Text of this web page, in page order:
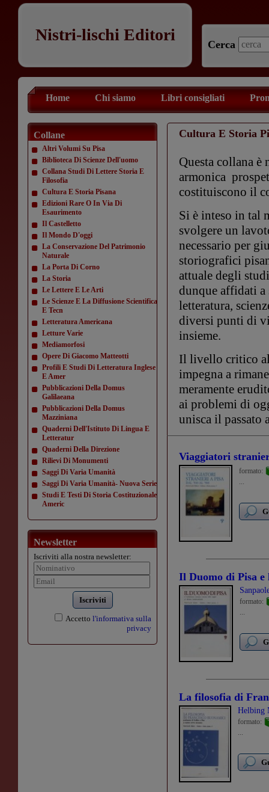
Nistri-lischi Editori
Cerca
Home Chi siamo Libri consigliati
Collane
Altri Volumi Su Pisa
Biblioteca Di Scienze Dell'uomo
Collana Studi Di Lettere Storia E
Filosofia
Cultura E Storia Pisana
Edizioni Rare O In Via Di
Esaurimento
Il Castelletto
Il Mondo D'oggi
La Conservazione Del Patrimonio
Naturale
La Porta Di Corno
La Storia
Le Lettere E Le Arti
Le Scienze E La Diffusione Scientifica
E Tecn
Letteratura Americana
Letture Varie
Mediamorfosi
Opere Di Giacomo Matteotti
Profili E Studi Di Letteratura Inglese
E Amer
Pubblicazioni Della Domus
Galilaeana
Pubblicazioni Della Domus
Mazziniana
Quaderni Dell'Istituto Di Lingua E
Letteratur
Quaderni Della Direzione
Rilievi Di Monumenti
Saggi Di Varia Umanità
Saggi Di Varia Umanità- Nuova Serie
Studi E Testi Di Storia Costituzionale
Americ
Newsletter
Iscriviti alla nostra newsletter:
Iscriviti
Accetto l'informativa sulla
privacy
Cultura E Storia
Questa collana è
armonica
costituiscono il
Si è inteso in tal
svolgere un
necessario per
storiografici
attuale degli
dunque affidati
letteratura,
diversi punti di
insieme.
Il livello critico al
impegna a
meramente
ai problemi di
unisca il passato
Viaggiatori
formato:
...
Il Duomo di Pisa
formato:
...
La filosofia di
Helbing
formato:
...